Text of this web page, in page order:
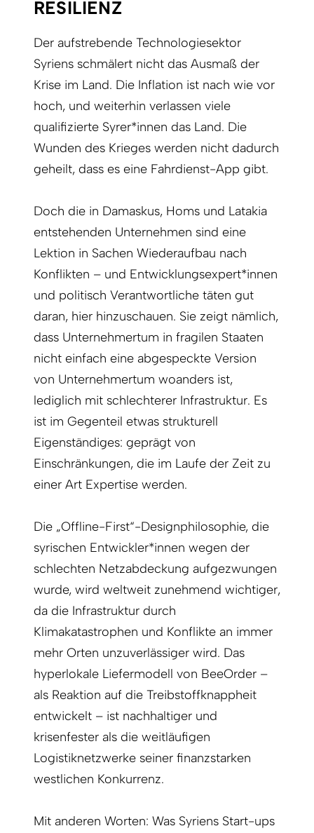
RESILIENZ
Der aufstrebende Technologiesektor
Syriens schmälert nicht das Ausmaß der
Krise im Land. Die Inflation ist nach wie vor
hoch, und weiterhin verlassen viele
qualifizierte Syrer*innen das Land. Die
Wunden des Krieges werden nicht dadurch
geheilt, dass es eine Fahrdienst-App gibt.
Doch die in Damaskus, Homs und Latakia
entstehenden Unternehmen sind eine
Lektion in Sachen Wiederaufbau nach
Konflikten – und Entwicklungsexpert*innen
und politisch Verantwortliche täten gut
daran, hier hinzuschauen. Sie zeigt nämlich,
dass Unternehmertum in fragilen Staaten
nicht einfach eine abgespeckte Version
von Unternehmertum woanders ist,
lediglich mit schlechterer Infrastruktur. Es
ist im Gegenteil etwas strukturell
Eigenständiges: geprägt von
Einschränkungen, die im Laufe der Zeit zu
einer Art Expertise werden.
Die „Offline-First“-Designphilosophie, die
syrischen Entwickler*innen wegen der
schlechten Netzabdeckung aufgezwungen
wurde, wird weltweit zunehmend wichtiger,
da die Infrastruktur durch
Klimakatastrophen und Konflikte an immer
mehr Orten unzuverlässiger wird. Das
hyperlokale Liefermodell von BeeOrder –
als Reaktion auf die Treibstoffknappheit
entwickelt – ist nachhaltiger und
krisenfester als die weitläufigen
Logistiknetzwerke seiner finanzstarken
westlichen Konkurrenz.
Mit anderen Worten: Was Syriens Start-ups